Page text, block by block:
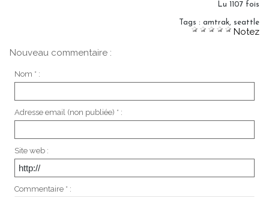
Lu 1107 fois
Tags : amtrak, seattle
Notez
Nouveau commentaire :
Nom * :
Adresse email (non publiée) * :
Site web :
Commentaire * :